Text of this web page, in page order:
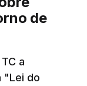
os apoios
a dar
o
de
a
"Lei do